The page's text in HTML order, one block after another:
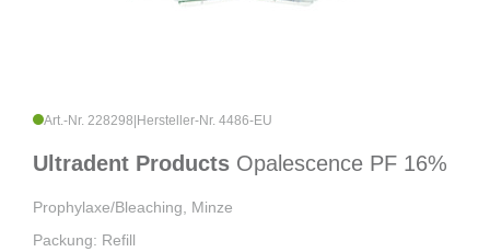
Art.-Nr. 228298 Hersteller-Nr. 4486-EU
Ultradent Products Opalescence PF 16%
Prophylaxe/Bleaching, Minze
Packung: Refill